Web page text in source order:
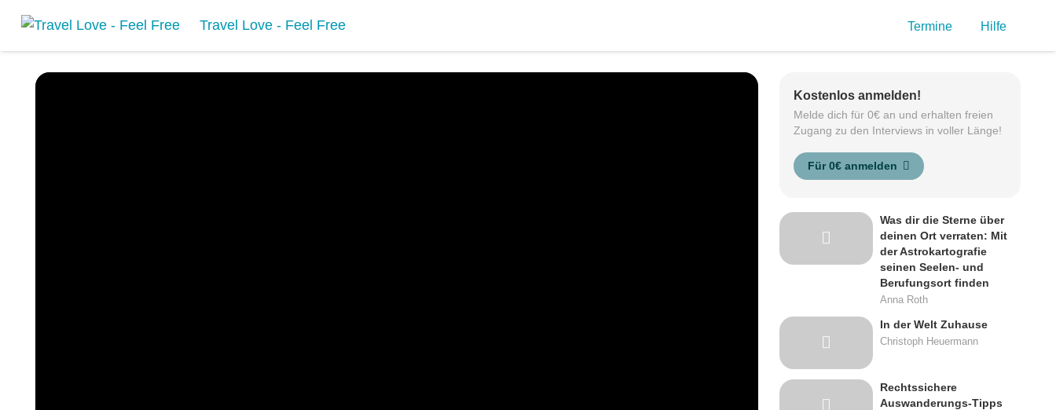
Travel Love - Feel Free Termine Hilfe
Kostenlos anmelden!
Melde dich für 0€ an und erhalten freien
Zugang zu den Interviews in voller Länge!
Für 0€ anmelden
Was dir die Sterne über
deinen Ort verraten: Mit
der Astrokartografie
seinen Seelen- und
Berufungsort finden
Anna Roth
In der Welt Zuhause
Christoph Heuermann
Rechtssichere
Auswanderungs-Tipps